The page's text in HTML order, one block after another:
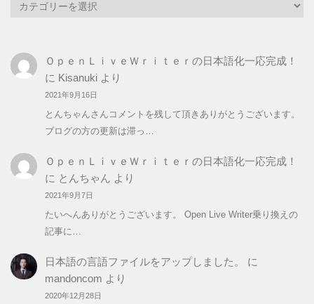
リ
ー
ＯｐｅｎＬｉｖｅＷｒｉｔｅｒの日本語化一応完成！
に Kisanukiより
2021年9月16日
とんちゃんさんコメントを残して頂きありがとうございます。
ブログの方の更新は滞っ…
ＯｐｅｎＬｉｖｅＷｒｉｔｅｒの日本語化一応完成！
に とんちゃん より
2021年9月7日
たいへんありがとうございます。 Open Live Writer乗り換えの
記事に…
日本語の言語ファイルをアップしました。
に
mandoncom より
2020年12月28日